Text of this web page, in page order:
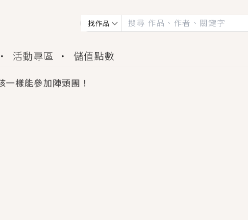
找作品
活動專區 儲值點數
樣能參加陣頭團！
、專屬服務與獨享福利！
追妻火葬場！前夫失憶移情別戀，她頭也不回找新歡，他
相愛慕的兩位少女，今夏最推純愛GL漫畫！
拒的吸引力，已中毒Σ>―(〃°ω°〃)♡→
實中買下的竟是屬於他的停屍櫃？！
的永恆， 他的一生將不由自主追逐著她……